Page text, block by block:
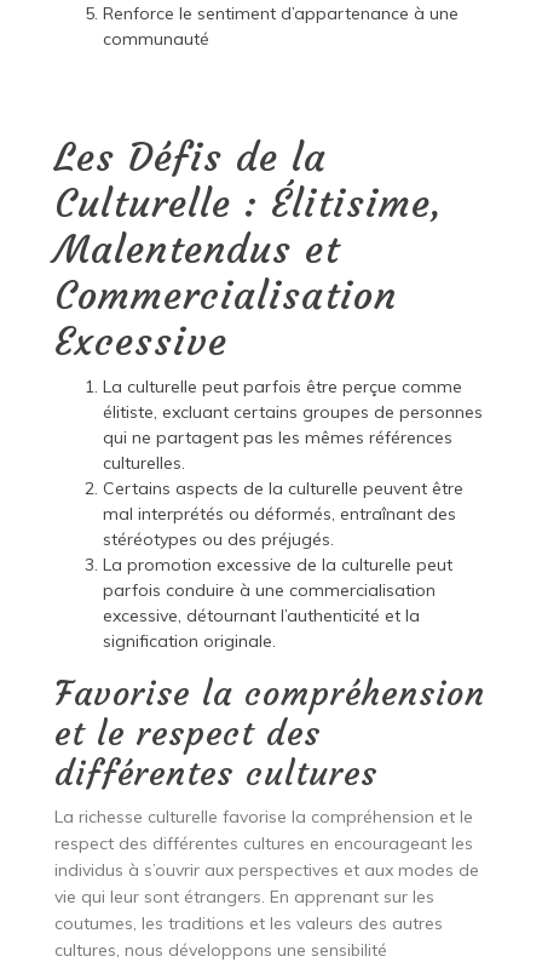
Renforce le sentiment d’appartenance à une
communauté
Les Défis de la
Culturelle : Élitisime,
Malentendus et
Commercialisation
Excessive
La culturelle peut parfois être perçue comme
élitiste, excluant certains groupes de personnes
qui ne partagent pas les mêmes références
culturelles.
Certains aspects de la culturelle peuvent être
mal interprétés ou déformés, entraînant des
stéréotypes ou des préjugés.
La promotion excessive de la culturelle peut
parfois conduire à une commercialisation
excessive, détournant l’authenticité et la
signification originale.
Favorise la compréhension
et le respect des
différentes cultures
La richesse culturelle favorise la compréhension et le
respect des différentes cultures en encourageant les
individus à s’ouvrir aux perspectives et aux modes de
vie qui leur sont étrangers. En apprenant sur les
coutumes, les traditions et les valeurs des autres
cultures, nous développons une sensibilité